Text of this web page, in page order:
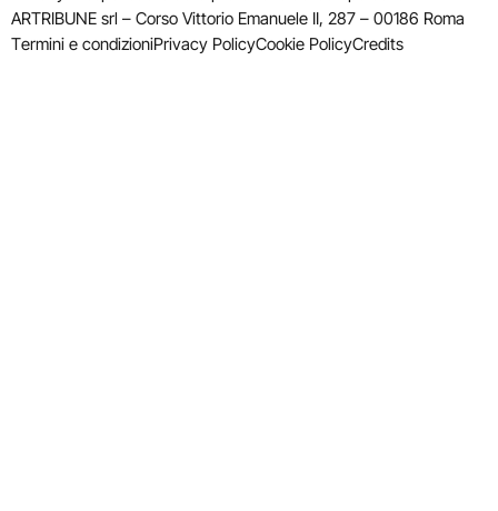
ARTRIBUNE srl – Corso Vittorio Emanuele II, 287 – 00186 Roma
Termini e condizioniPrivacy PolicyCookie PolicyCredits